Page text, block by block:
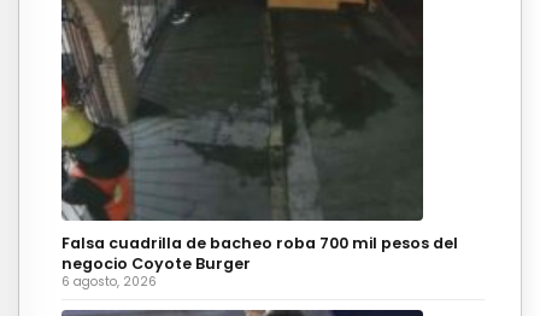
Falsa cuadrilla de bacheo roba 700 mil pesos del
negocio Coyote Burger
6 agosto, 2026